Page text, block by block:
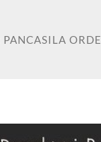
PANCASILA